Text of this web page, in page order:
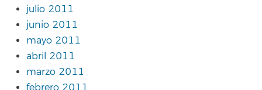
julio 2011
junio 2011
mayo 2011
abril 2011
marzo 2011
febrero 2011